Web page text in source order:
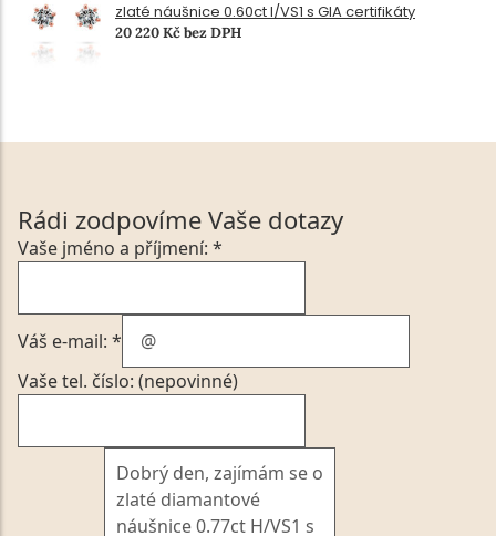
zlaté náušnice 0.60ct I/VS1 s GIA certifikáty
20 220 Kč bez DPH
Rádi zodpovíme Vaše dotazy
Vaše jméno a příjmení: *
Váš e-mail: *
Vaše tel. číslo: (nepovinné)